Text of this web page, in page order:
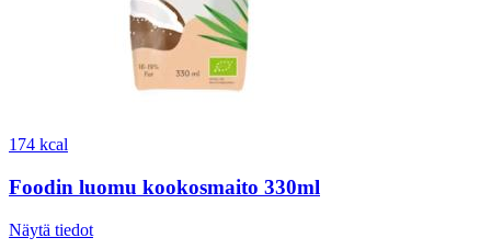
174 kcal
Foodin luomu kookosmaito 330ml
Näytä tiedot